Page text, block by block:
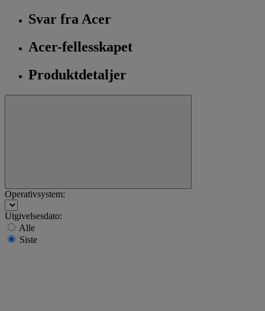
Svar fra Acer
Acer-fellesskapet
Produktdetaljer
Operativsystem:
Utgivelsesdato:
Alle
Siste